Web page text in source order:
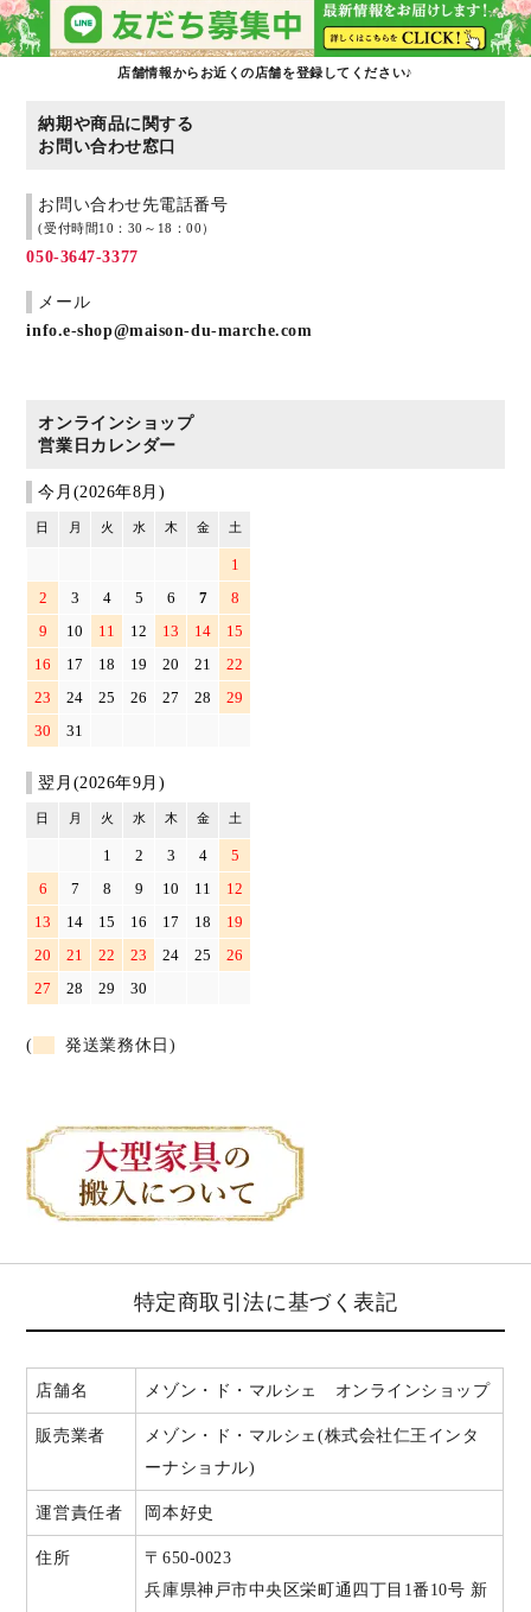
店舗情報からお近くの店舗を登録してください♪
納期や商品に関する
お問い合わせ窓口
お問い合わせ先電話番号
(受付時間10：30～18：00）
050-3647-3377
メール
info.e-shop@maison-du-marche.com
オンラインショップ
営業日カレンダー
今月(2026年8月)
日 月 火 水 木 金 土
1
2
3 4 5 6 7
8
9
10 11 12 13 14
15
16
17 18 19 20 21
22
23
24 25 26 27 28
29
30
31
翌月(2026年9月)
日 月 火 水 木 金 土
1 2 3 4
5
6
7 8 9 10 11
12
13
14 15 16 17 18
19
20
21 22 23 24 25
26
27
28 29 30
( 発送業務休日)
特定商取引法に基づく表記
店舗名 メゾン・ド・マルシェ オンラインショップ
販売業者
メゾン・ド・マルシェ(株式会社仁王インタ
ーナショナル)
運営責任者 岡本好史
住所
〒650-0023
兵庫県神戸市中央区栄町通四丁目1番10号 新